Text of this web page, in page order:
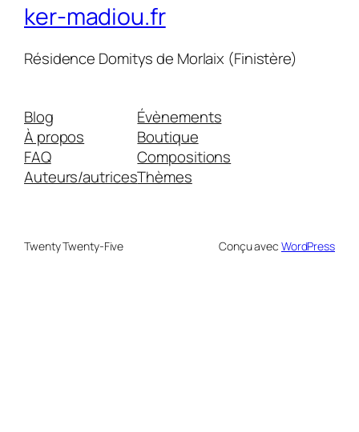
ker-madiou.fr
Résidence Domitys de Morlaix (Finistère)
Blog
À propos
FAQ
Auteurs/autrices
Évènements
Boutique
Compositions
Thèmes
Twenty Twenty-Five Conçu avec WordPress